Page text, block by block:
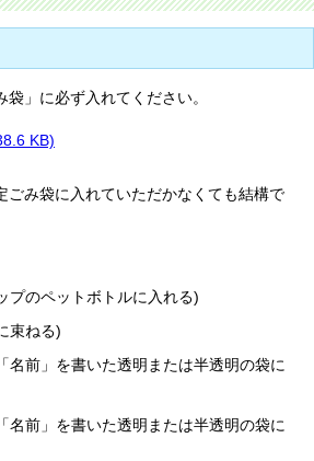
」に必ず入れてください。
KB)
ごみ袋に入れていただかなくても結構で
プのペットボトルに入れる)
束ねる)
名前」を書いた透明または半透明の袋に
名前」を書いた透明または半透明の袋に